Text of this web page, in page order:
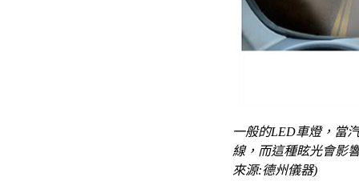
一般的LED車燈，當
線，而這種眩光會影
來源:德州儀器)